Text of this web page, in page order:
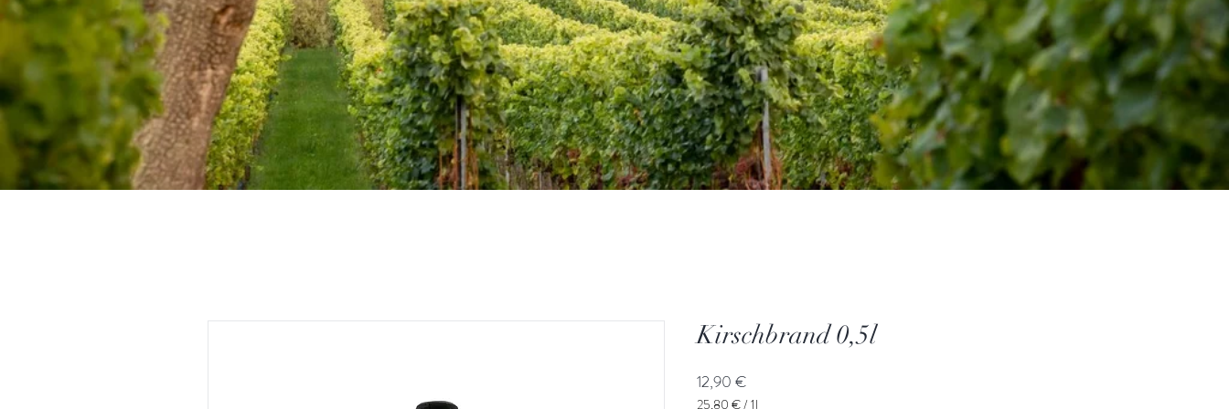
Kirschbrand 0,5l
12,90 €
25,80 €/1l